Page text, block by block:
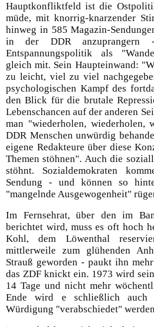
Hauptkonfliktfeld ist die
müde, mit knorrig-knarzender
hinweg in 585 Magazin-
in der DDR anzuprangern
Entspannungspolitik als
gleich mit. Sein Haupteinwand:
zu leicht, viel zu viel
psychologischen Kampf des
den Blick für die brutale
Lebenschancen auf der anderen
man "wiederholen, wiederholen,
DDR Menschen unwürdig
eigene Redakteure über diese
Themen stöhnen". Auch die
stöhnt. Sozialdemokraten
Sendung - und können so
"mangelnde Ausgewogenheit"
Im Fernsehrat, über den im
berichtet wird, muss es oft hoch
Kohl, dem Löwenthal
mittlerweile zum glühenden
Strauß geworden - paukt ihn
das ZDF knickt ein. 1973 wird
14 Tage und nicht mehr
Ende wird e schließlich auch
Würdigung "verabschiedet"